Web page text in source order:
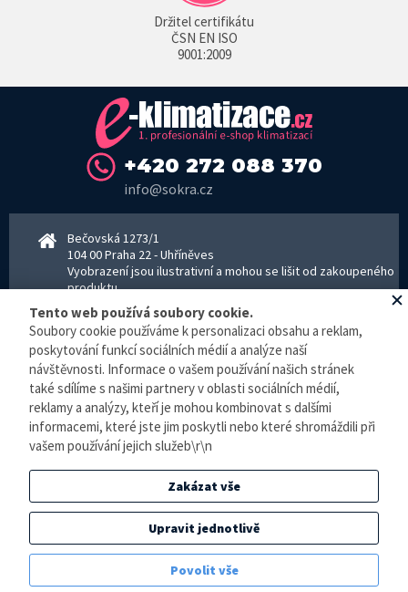
Držitel certifikátu
ČSN EN ISO
9001:2009
+420 272 088 370
info@sokra.cz
Bečovská 1273/1
104 00 Praha 22 - Uhříněves
Vyobrazení jsou ilustrativní a mohou se lišit od zakoupeného
produktu.
www.sokra.cz│www.haier-klimatizace.cz
Otevírací doba
Pondělí–Pátek 8–16:30 hodin - kancelář
Pondělí–pátek 8–16:00 hodin - sklad
Zpracování osobních údajů
© E-klimatizace.cz, všechna práva vyhrazena.
Internetový obchodvytvořilo studioBlueGhost.
Elektronická evidence tržeb je zde prováděna v BĚŽNÉM REŽIMU. Podle zákona o
evidenci tržeb je prodejce povinen vystavit kupujícímu účtenku. Zároveň je povinen
zaevidovat přijatou tržbu u správce daně online, v případě technického výpadku pak
nejpozději do 48 hodin.
Tento web používá soubory cookie.
Soubory cookie používáme k personalizaci obsahu a reklam,
poskytování funkcí sociálních médií a analýze naší
návštěvnosti. Informace o vašem používání našich stránek
také sdílíme s našimi partnery v oblasti sociálních médií,
reklamy a analýzy, kteří je mohou kombinovat s dalšími
informacemi, které jste jim poskytli nebo které shromáždili při
vašem používání jejich služeb\r\n
Zakázat vše
Upravit jednotlivě
Povolit vše